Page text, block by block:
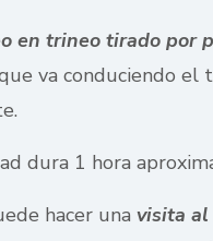
en trineo tirado por
va conduciendo
dura 1 hora
hacer una visita